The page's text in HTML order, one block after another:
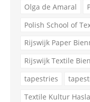
Olga de Amaral
Polish School of
Rijswijk Paper
Rijswijk Textile
tapestries
Textile Kultur